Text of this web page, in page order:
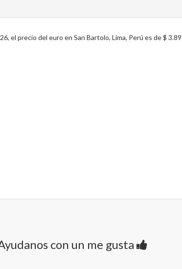
el precio del euro en San Bartolo, Lima, Perú es de $ 3.89
con un me gusta